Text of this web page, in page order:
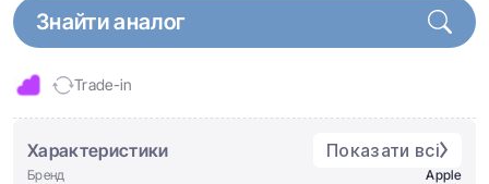
Знайти аналог
Trade-in
Характеристики Показати всі
Бренд
Apple